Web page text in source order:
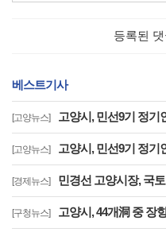
등록된
베스트기사
[고양뉴스] 고양시, 민선9기 정기인사
[고양뉴스] 고양시, 민선9기 정기인사
[경제뉴스] 민경선 고양시장, 국토부 제
[구청뉴스] 고양시, 44개洞 중 장항1동 '입